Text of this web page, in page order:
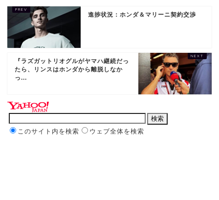
進捗状況：ホンダ＆マリーニ契約交渉
『ラズガットリオグルがヤマハ継続だっ
たら、リンスはホンダから離脱しなか
っ...
このサイト内を検索 ウェブ全体を検索